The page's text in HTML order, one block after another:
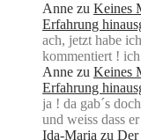
Anne zu Keines
Erfahrung
ach, jetzt habe
kommentiert !
Anne zu Keines
Erfahrung
ja ! da gab´s
und weiss dass
Ida-Maria zu Der